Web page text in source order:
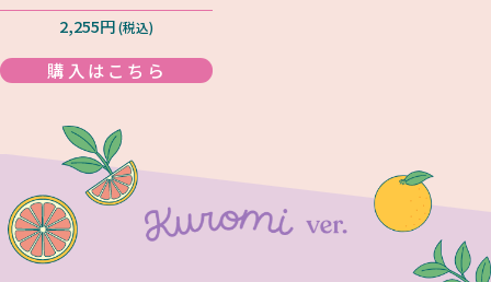
2,255円(税込)
購入はこちら